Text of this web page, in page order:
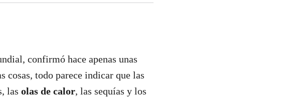
confirmó hace apenas unas
todo parece indicar que las
las olas de calor, las sequías y los